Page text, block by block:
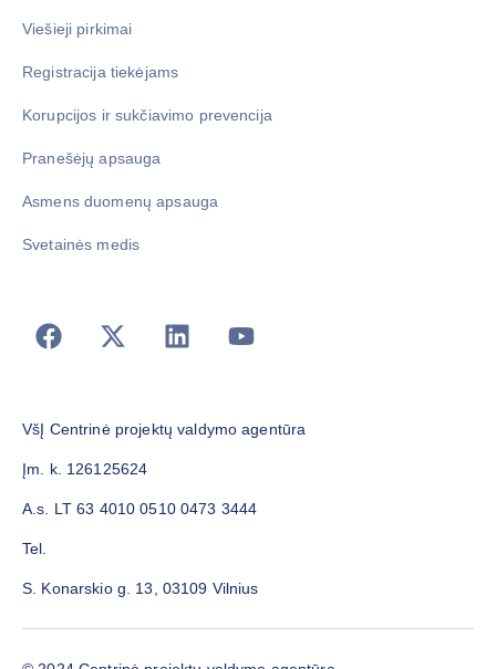
Viešieji pirkimai
Registracija tiekėjams
Korupcijos ir sukčiavimo prevencija
Pranešėjų apsauga
Asmens duomenų apsauga
Svetainės medis
VšĮ Centrinė projektų valdymo agentūra
Įm. k. 126125624
A.s. LT 63 4010 0510 0473 3444
Tel.
S. Konarskio g. 13, 03109 Vilnius